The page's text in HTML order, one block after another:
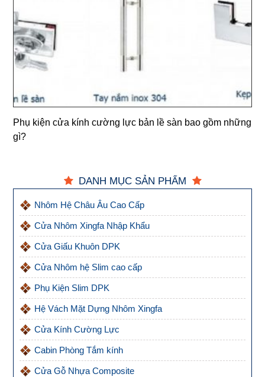
Phụ kiện cửa kính cường lực bản lề sàn bao gồm những
gì?
DANH MỤC SẢN PHẨM
Nhôm Hệ Châu Âu Cao Cấp
Cửa Nhôm Xingfa Nhập Khẩu
Cửa Giấu Khuôn DPK
Cửa Nhôm hệ Slim cao cấp
Phụ Kiện Slim DPK
Hệ Vách Mặt Dựng Nhôm Xingfa
Cửa Kính Cường Lực
Cabin Phòng Tắm kính
Cửa Gỗ Nhựa Composite